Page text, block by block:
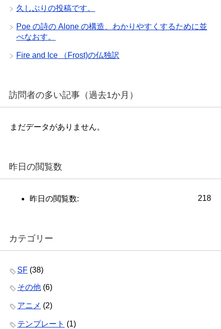
久しぶりの投稿です。
Poe の詩の Alone の構造、わかりやすくするために並
べなおす。
Fire and Ice （Frost)の仏独訳
訪問者の多い記事（過去1か月）
まだデータがありません。
昨日の閲覧数
218
昨日の閲覧数:
カテゴリー
SF (38)
その他 (6)
アニメ (2)
テンプレート (1)